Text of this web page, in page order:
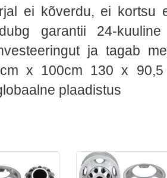
ei kõverdu, ei kortsu
garantii 24-
ja tagab
x 100cm 130 x
plaadistus